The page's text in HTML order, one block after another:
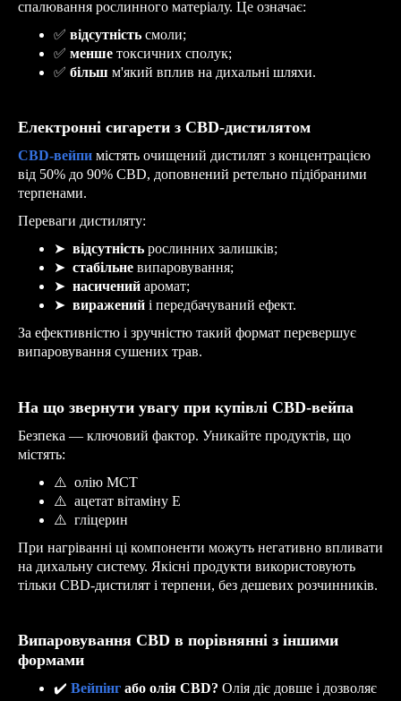
спалювання рослинного матеріалу. Це означає:
✅ відсутність смоли;
✅ менше токсичних сполук;
✅ більш м'який вплив на дихальні шляхи.
Електронні сигарети з CBD-дистилятом
CBD-вейпи містять очищений дистилят з концентрацією
від 50% до 90% CBD, доповнений ретельно підібраними
терпенами.
Переваги дистиляту:
➤ відсутність рослинних залишків;
➤ стабільне випаровування;
➤ насичений аромат;
➤ виражений і передбачуваний ефект.
За ефективністю і зручністю такий формат перевершує
випаровування сушених трав.
На що звернути увагу при купівлі CBD-вейпа
Безпека — ключовий фактор. Уникайте продуктів, що
містять:
⚠ олію MCT
⚠ ацетат вітаміну E
⚠ гліцерин
При нагріванні ці компоненти можуть негативно впливати
на дихальну систему. Якісні продукти використовують
тільки CBD-дистилят і терпени, без дешевих розчинників.
Випаровування CBD в порівнянні з іншими
формами
✔ Вейпінг або олія CBD? Олія діє довше і дозволяє